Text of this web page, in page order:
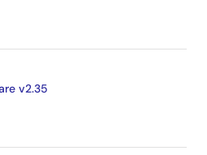
v2.35